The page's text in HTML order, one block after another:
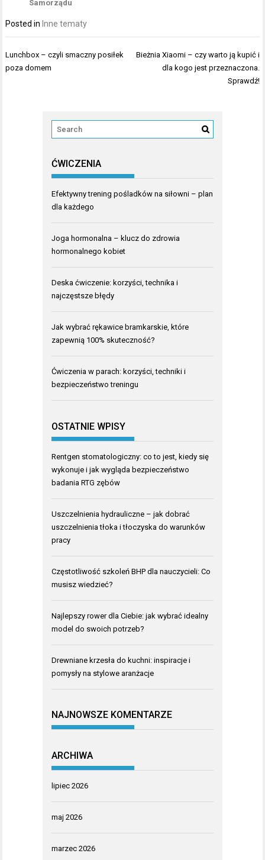
Samorządu
Posted in Inne tematy
Nawigacja
wpisu
Lunchbox – czyli smaczny posiłek
poza domem
Bieżnia Xiaomi – czy warto ją kupić i
dla kogo jest przeznaczona.
Sprawdź!
ĆWICZENIA
Efektywny trening pośladków na siłowni – plan
dla każdego
Joga hormonalna – klucz do zdrowia
hormonalnego kobiet
Deska ćwiczenie: korzyści, technika i
najczęstsze błędy
Jak wybrać rękawice bramkarskie, które
zapewnią 100% skuteczność?
Ćwiczenia w parach: korzyści, techniki i
bezpieczeństwo treningu
OSTATNIE WPISY
Rentgen stomatologiczny: co to jest, kiedy się
wykonuje i jak wygląda bezpieczeństwo
badania RTG zębów
Uszczelnienia hydrauliczne – jak dobrać
uszczelnienia tłoka i tłoczyska do warunków
pracy
Częstotliwość szkoleń BHP dla nauczycieli: Co
musisz wiedzieć?
Najlepszy rower dla Ciebie: jak wybrać idealny
model do swoich potrzeb?
Drewniane krzesła do kuchni: inspiracje i
pomysły na stylowe aranżacje
NAJNOWSZE KOMENTARZE
ARCHIWA
lipiec 2026
maj 2026
marzec 2026